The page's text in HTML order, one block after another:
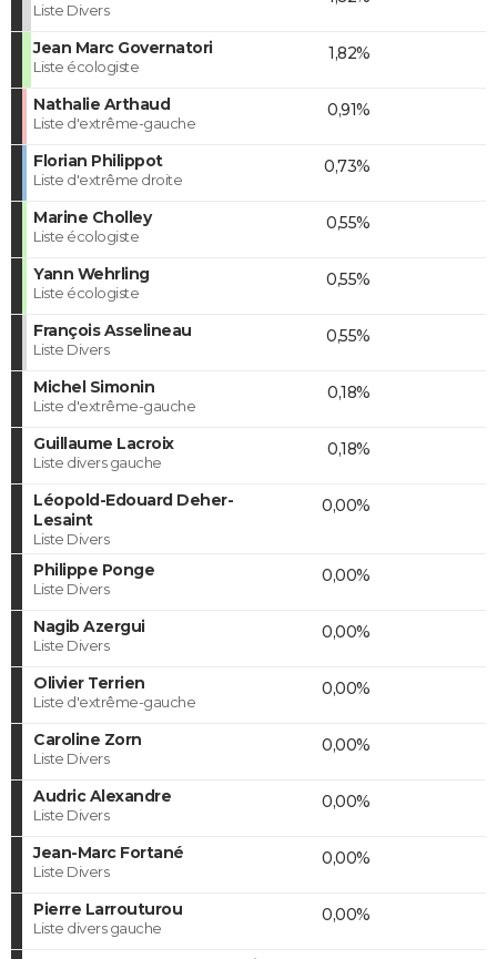
Liste Divers
Jean Marc Governatori
Liste écologiste
1,82%
Nathalie Arthaud
Liste d'extrême-gauche
0,91%
Florian Philippot
Liste d'extrême droite
0,73%
Marine Cholley
Liste écologiste
0,55%
Yann Wehrling
Liste écologiste
0,55%
François Asselineau
Liste Divers
0,55%
Michel Simonin
Liste d'extrême-gauche
0,18%
Guillaume Lacroix
Liste divers gauche
0,18%
Léopold-Edouard Deher-
Lesaint
Liste Divers
0,00%
Philippe Ponge
Liste Divers
0,00%
Nagib Azergui
Liste Divers
0,00%
Olivier Terrien
Liste d'extrême-gauche
0,00%
Caroline Zorn
Liste Divers
0,00%
Audric Alexandre
Liste Divers
0,00%
Jean-Marc Fortané
Liste Divers
0,00%
Pierre Larrouturou
Liste divers gauche
0,00%